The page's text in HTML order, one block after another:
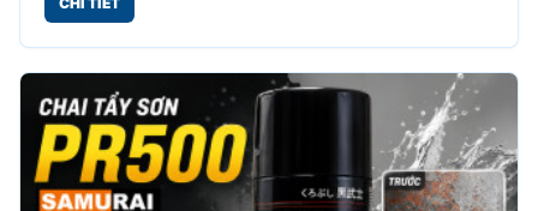
xe cơ giới và nhiều hạng mục công nghiệp khác.